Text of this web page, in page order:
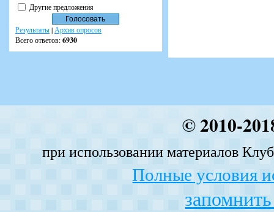
Другие предложения
Результаты| Архив опросов
Всего ответов:6930
© 2010-
при использовании материалов
Полные условия